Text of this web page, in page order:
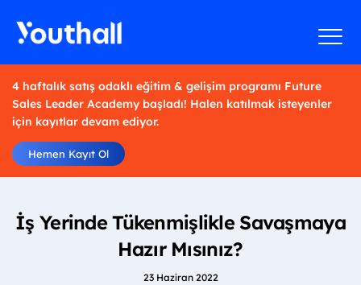
4 haftalık satış odaklı eğitim & gelişim programı Future
Sales Leader Academy başladı! Halen katılmak isteyenler
için kayıtlar devam ediyor.
Hemen Kayıt Ol
İş Yerinde Tükenmişlikle Savaşmaya
Hazır Mısınız?
23 Haziran 2022